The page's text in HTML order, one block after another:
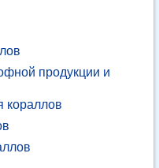
продукции и
кораллов